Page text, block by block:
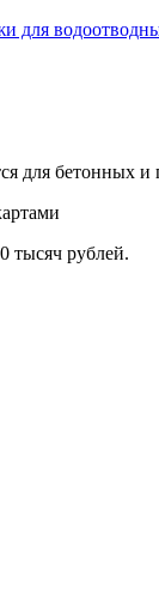
для
для бетонных
тысяч рублей.